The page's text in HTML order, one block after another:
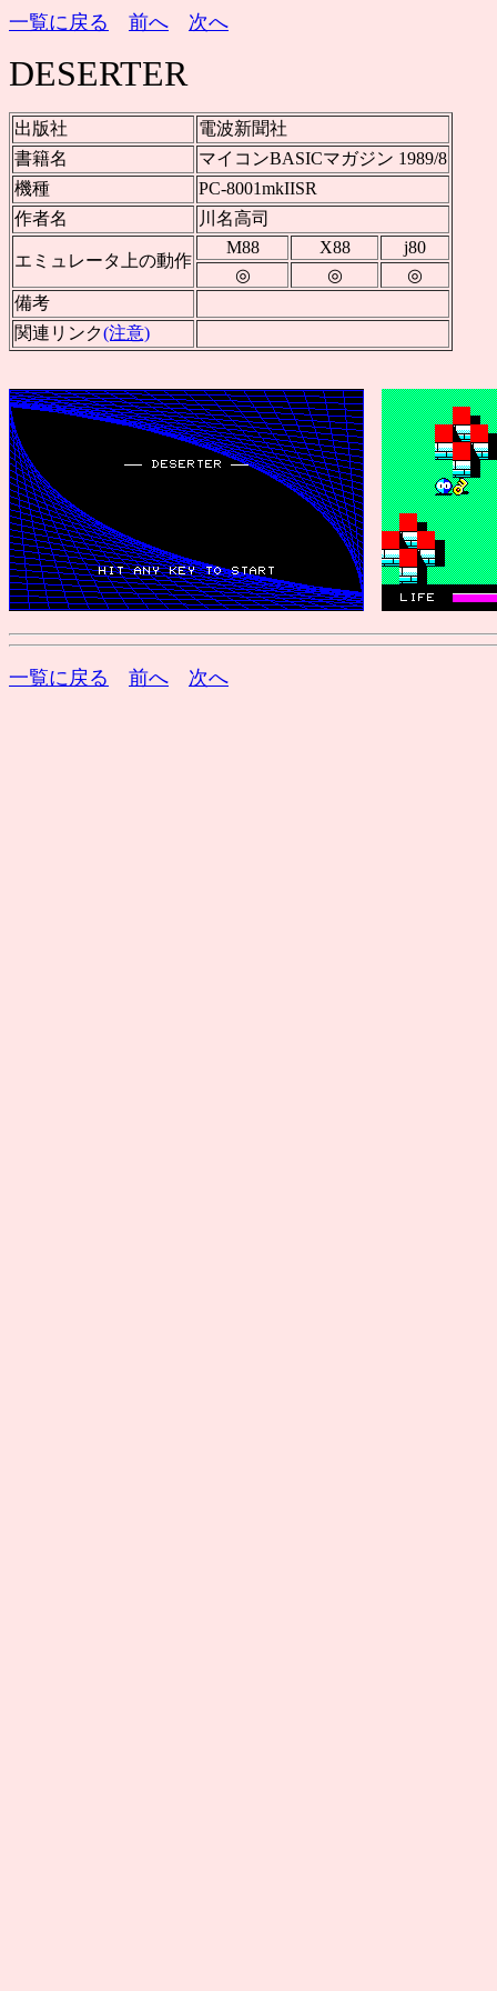
一覧に戻る 前へ 次へ
DESERTER
出版社
電波新聞社
書籍名
マイコンBASICマガジン 1989/8
機種
PC-8001mkIISR
作者名
川名高司
エミュレータ上の動作
M88 X88
j80
◎
◎
◎
備考
関連リンク(注意)
一覧に戻る 前へ 次へ